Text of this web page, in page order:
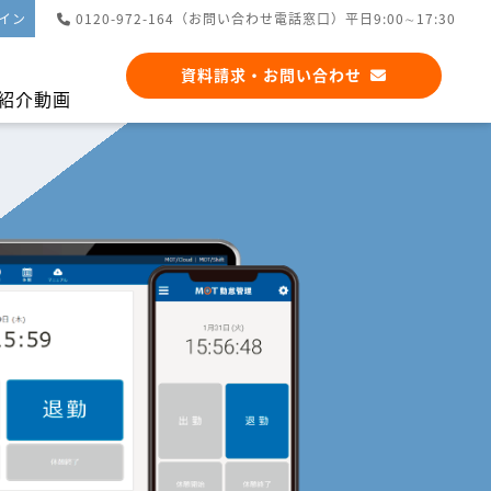
ン 0120-972-164（お問い合わせ電話窓口）平日9:00∼17:30
プリ連携
介動画
資料請求・お問い合わせ